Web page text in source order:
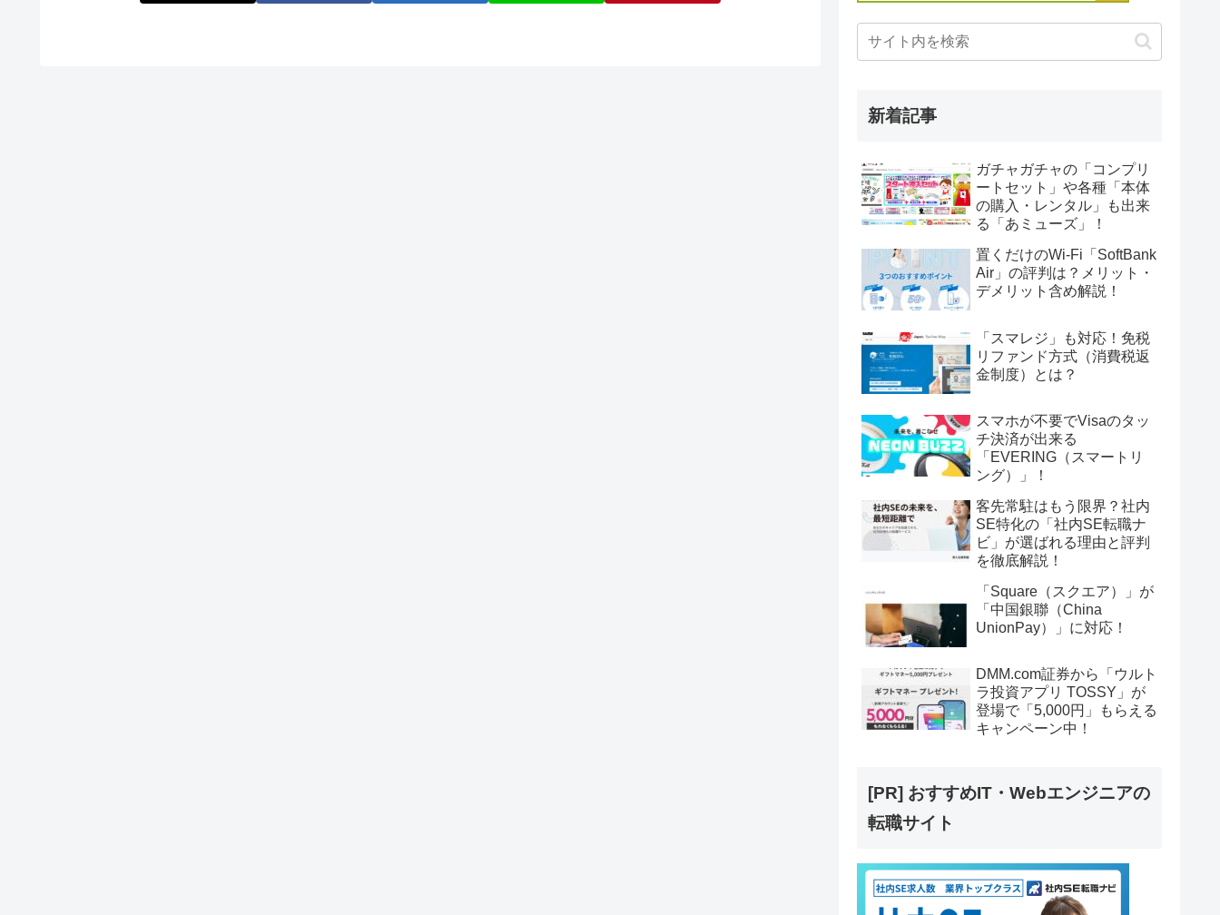
新着記事
ガチャガチャの「コンプリ
ートセット」や各種「本体
の購入・レンタル」も出来
る「あミューズ」！
置くだけのWi-Fi「SoftBank
Air」の評判は？メリット・
デメリット含め解説！
「スマレジ」も対応！免税
リファンド方式（消費税返
金制度）とは？
スマホが不要でVisaのタッ
チ決済が出来る
「EVERING（スマートリ
ング）」！
客先常駐はもう限界？社内
SE特化の「社内SE転職ナ
ビ」が選ばれる理由と評判
を徹底解説！
「Square（スクエア）」が
「中国銀聯（China
UnionPay）」に対応！
DMM.com証券から「ウルト
ラ投資アプリ TOSSY」が
登場で「5,000円」もらえる
キャンペーン中！
[PR] おすすめIT・Webエンジニアの
転職サイト